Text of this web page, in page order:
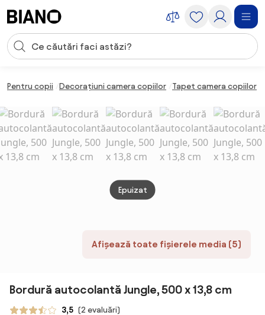
Introducerea căutării
Pentru copii Decorațiuni camera copiilor Tapet camera copiilor
Afișează toate fișierele media (5)
Epuizat
Bordură autocolantă Jungle, 500 x 13,8 cm
3,5 (2 evaluări)